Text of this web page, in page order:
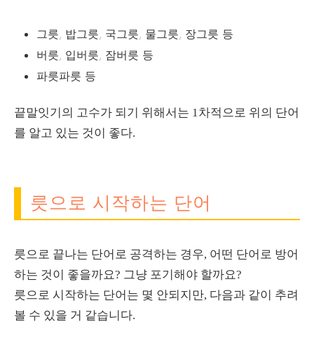
그릇, 밥그릇, 국그릇, 물그릇, 장그릇 등
버릇, 입버릇, 잠버릇 등
파릇파릇 등
끝말잇기의 고수가 되기 위해서는 1차적으로 위의 단어
를 알고 있는 것이 좋다.
릇으로 시작하는 단어
릇으로 끝나는 단어로 공격하는 경우, 어떤 단어로 방어
하는 것이 좋을까요? 그냥 포기해야 할까요?
릇으로 시작하는 단어는 몇 안되지만, 다음과 같이 추려
볼 수 있을 거 같습니다.